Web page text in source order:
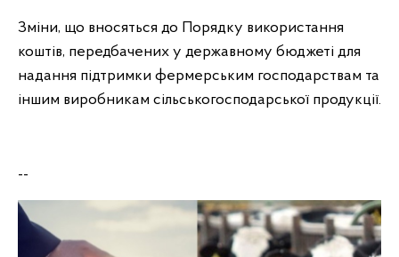
Зміни, що вносяться до Порядку використання
коштів, передбачених у державному бюджеті для
надання підтримки фермерським господарствам та
іншим виробникам сільськогосподарської продукції.
--